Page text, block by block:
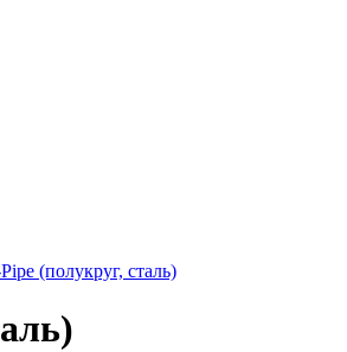
(полукруг, сталь)